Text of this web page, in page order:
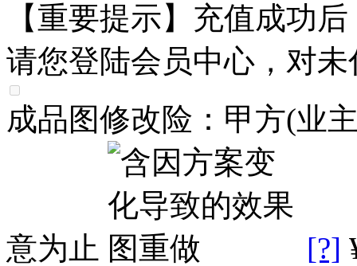
【重要提示】充值成功后
请您登陆会员中心，对
成品图修改险：甲方(业
意为止 [?]